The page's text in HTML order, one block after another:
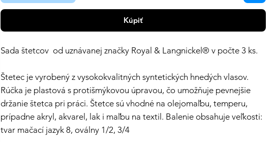
Kúpiť
Sada štetcov od uznávanej značky Royal & Langnickel® v počte 3 ks.
Štetec je vyrobený z vysokokvalitných syntetických hnedých vlasov.
Rúčka je plastová s protišmýkovou úpravou, čo umožňuje pevnejšie
držanie štetca pri práci. Štetce sú vhodné na olejomaľbu, temperu,
prípadne akryl, akvarel, lak i maľbu na textil. Balenie obsahuje veľkosti:
tvar mačací jazyk 8, oválny 1/2, 3/4